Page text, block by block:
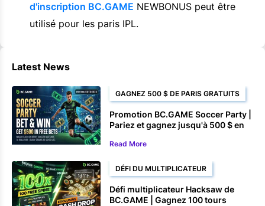
d'inscription BC.GAME NEWBONUS peut être
utilisé pour les paris IPL.
Latest News
GAGNEZ 500 $ DE PARIS GRATUITS
Promotion BC.GAME Soccer Party |
Pariez et gagnez jusqu'à 500 $ en
Read More
DÉFI DU MULTIPLICATEUR
Défi multiplicateur Hacksaw de
BC.GAME | Gagnez 100 tours